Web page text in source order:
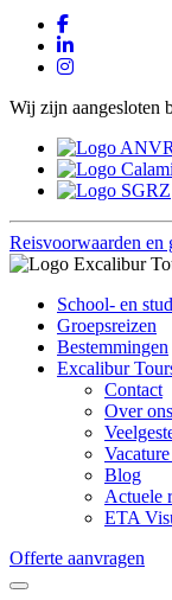
Wij zijn aangesloten
Reisvoorwaarden en
School- en
Groepsreizen
Bestemmingen
Excalibur
Contact
Over ons
Blog
Actuele
ETA
Offerte aanvragen